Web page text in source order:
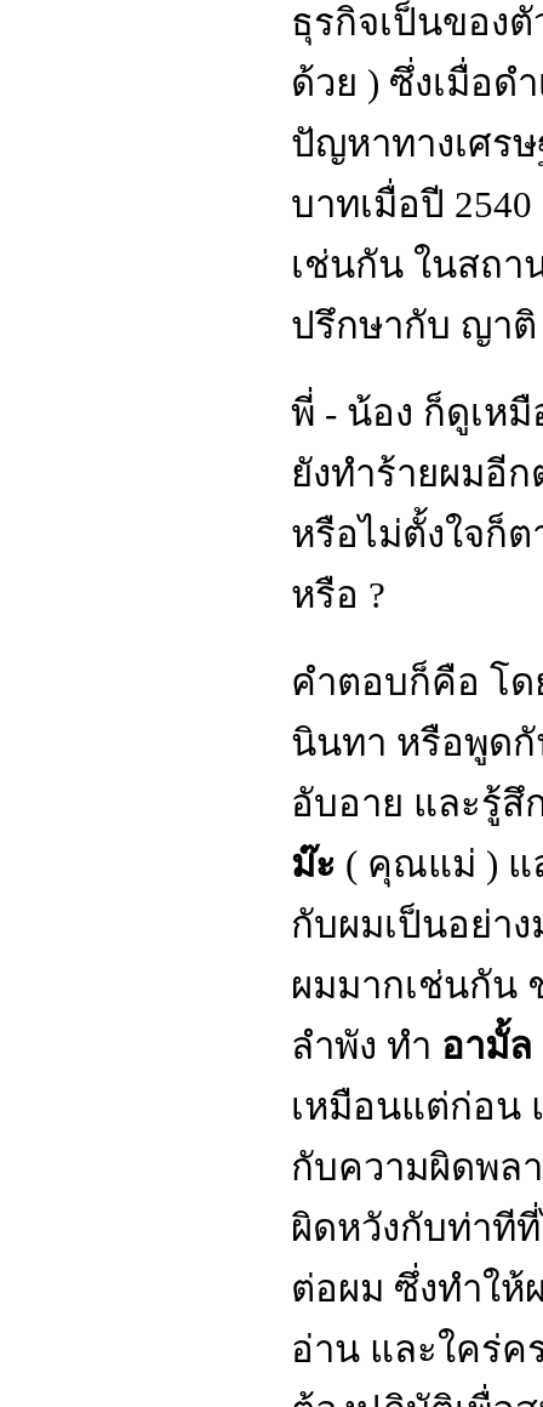
ธุรกิจเป็นของ
ด้วย ) ซึ่งเมื่อด
ปัญหาทางเศร
บาทเมื่อปี
เช่นกัน ในสถ
ปรึกษากับ ญาติ
พี่ - น้อง ก็ดูเห
ยังทำร้ายผมอี
หรือไม่ตั้งใจก็
หรือ ?
คำตอบก็คือ โด
นินทา หรือพูดกั
อับอาย และรู้สึ
ม๊ะ ( คุณแม่ )
กับผมเป็นอย่า
ผมมากเช่นกัน
ลำพัง ทำ อามั้
เหมือนแต่ก่อน
กับความผิดพล
ผิดหวังกับท่าที
ต่อผม ซึ่งทำให้
อ่าน และใคร่